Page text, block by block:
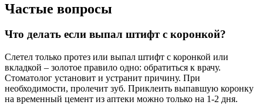
Частые вопросы
Что делать если выпал штифт с коронкой?
Слетел только протез или выпал штифт с коронкой или
вкладкой – золотое правило одно: обратиться к врачу.
Стоматолог установит и устранит причину. При
необходимости, пролечит зуб. Приклеить выпавшую коронку
на временный цемент из аптеки можно только на 1-2 дня.